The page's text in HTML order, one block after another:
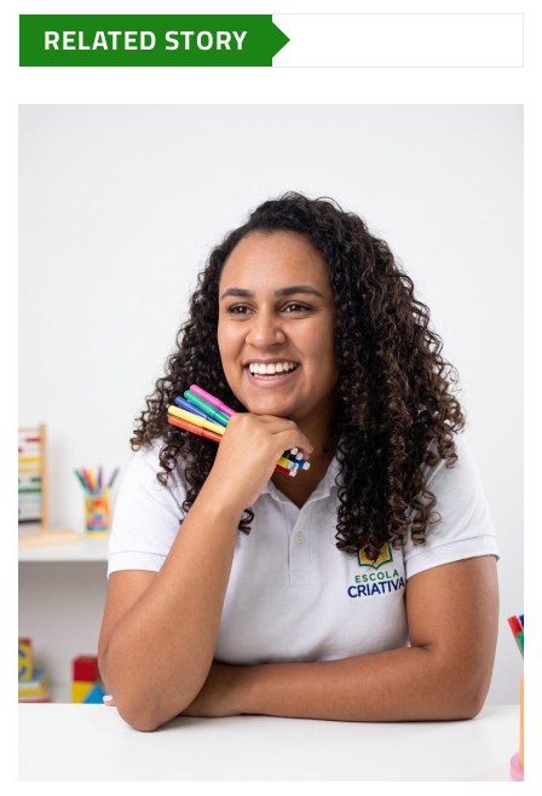
RELATED STORY